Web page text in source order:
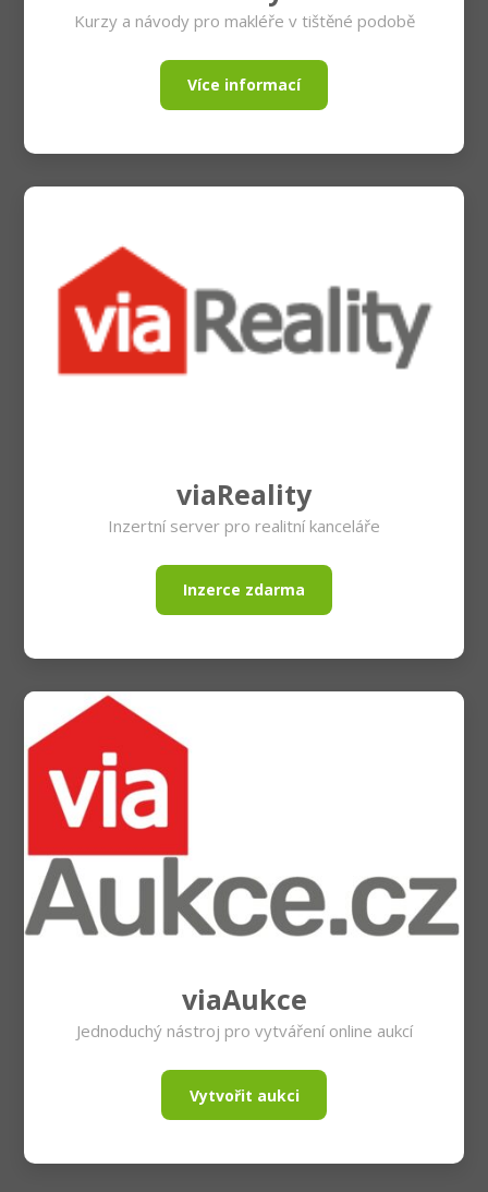
Kurzy a návody pro makléře v tištěné podobě
Více informací
viaReality
Inzertní server pro realitní kanceláře
Inzerce zdarma
viaAukce
Jednoduchý nástroj pro vytváření online aukcí
Vytvořit aukci